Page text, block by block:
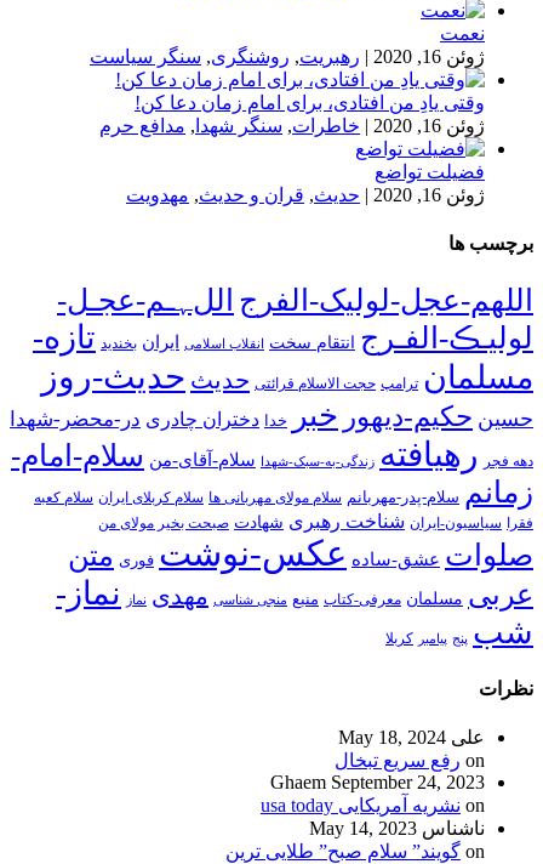
نعمت
ژوئن 16, 2020
| رهبریت, روشنگری, سنگر سیاست
وقتی یادِ من افتادی، برای امام زمان دعا کن!
ژوئن 16, 2020
| خاطرات, سنگر شهدا , مدافع حرم
فضیلت تواضع
ژوئن 16, 2020
| حدیث, قران و حدیث, مهدویت
برچسب ها
اللهم-عجل-لولیک-الفرج اللﮩـم-عجـل-
لولیـڪ-الفـرج انتقام سخت انقلاب اسلامی ایران بخندید تازه-
مسلمان ترامپ حجت الاسلام قرائتی حدیث حدیث-روز
حسین حکیم-دیهور خبر خدا دختران چادری در-محضر-شهدا
دهه فجر رهیافته زندگی-به-سبک-شهدا سلام-آقای-من سلام-امام-
زمانم سلام-پدر-مهربانم سلام مولای مهربانی ها سلام کربلای ایران سلام کعبه
فقرا سیاسیون-ایران شناخت رهبری شهادت صبحت بخیر مولای من
صلوات عشق-ساده عکس-نوشت فوری متن
عربی مسلمان معرفی-کتاب منبع منجی شناسی مهدی نماز
نماز-
شب پنج پیامبر کربلا
نظرات
علی May 18, 2024
on رفع سریع تبخال
Ghaem September 24, 2023
on نشریه آمریکایی usa today
ناشناس May 14, 2023
on گویند” سلام صبح” طلایی ترین